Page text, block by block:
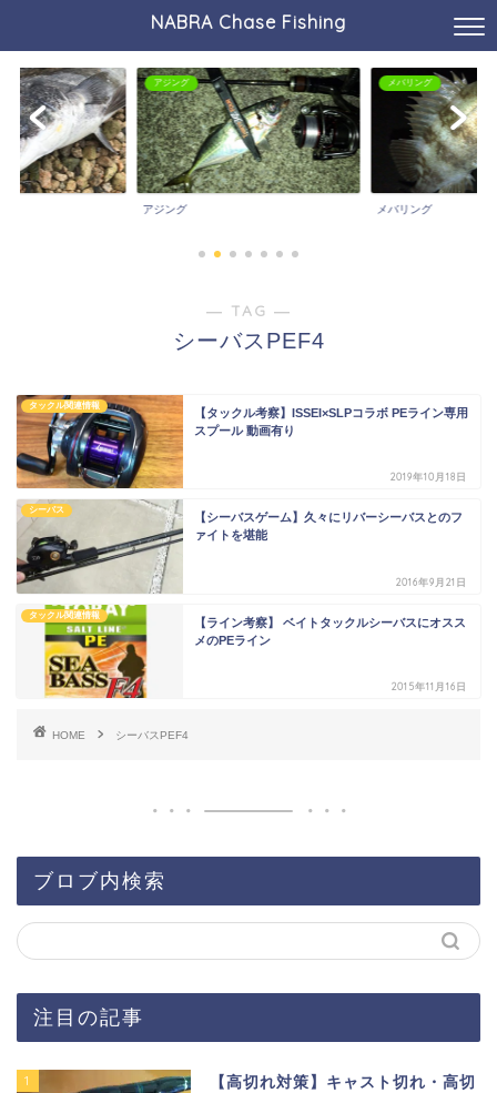
NABRA Chase Fishing
アジング
アジング
メバリング
メバリング
― TAG ―
シーバスPEF4
タックル関連情報
【タックル考察】ISSEI×SLPコラボ PEライン専用
スプール 動画有り
2019年10月18日
シーバス
【シーバスゲーム】久々にリバーシーバスとのフ
ァイトを堪能
2016年9月21日
タックル関連情報
【ライン考察】 ベイトタックルシーバスにオスス
メのPEライン
2015年11月16日
HOME シーバスPEF4
ブロブ内検索
注目の記事
1
【高切れ対策】キャスト切れ・高切